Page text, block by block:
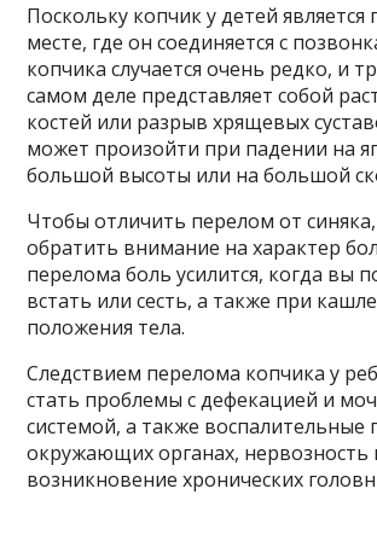
Поскольку копчик у детей
месте, где он соединяется с
копчика случается очень редко, и
самом деле представляет собой
костей или разрыв хрящевых
может произойти при падении на
большой высоты или на большой
Чтобы отличить перелом от
обратить внимание на характер
перелома боль усилится, когда вы
встать или сесть, а также при
положения тела.
Следствием перелома копчика у
стать проблемы с дефекацией и
системой, а также воспалительные
окружающих органах, нервозность
возникновение хронических